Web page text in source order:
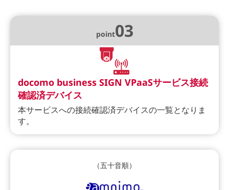
point03
docomo business SIGN VPaaSサービス接続
確認済デバイス
本サービスへの接続確認済デバイスの一覧となりま
す。
（五十音順）